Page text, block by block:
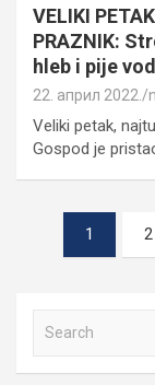
VELIKI
PRAZNIK:
hleb i pije
22. април 2022.
Veliki petak,
Gospod je
Пагинација
чланака
1 2